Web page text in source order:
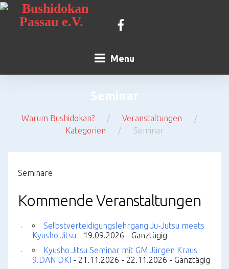
Skip
content
Kontakt
Menu
Seminar
Warum Bushidokan? / Veranstaltungen
/
Kategorien
/ Seminar
Seminare
Kommende Veranstaltungen
Selbstverteidigungslehrgang Ju-Jutsu meets
Kyusho Jitsu - 19.09.2026 - Ganztägig
Kyusho Jitsu Seminar mit GM Jürgen Kraus
9.DAN DKI - 21.11.2026 - 22.11.2026 - Ganztägig